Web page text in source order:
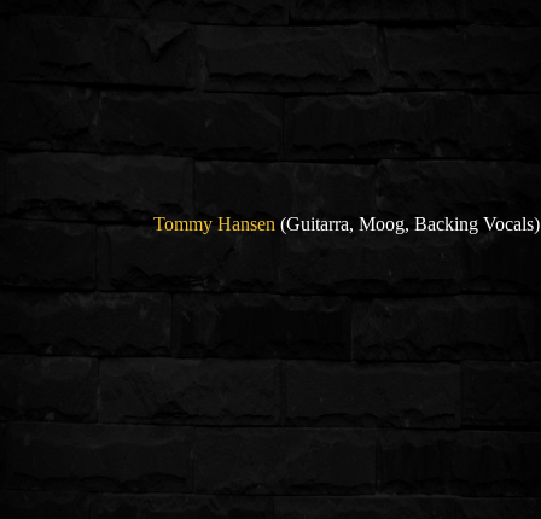
Tommy Hansen (Guitarra, Moog, Backing Vocals)